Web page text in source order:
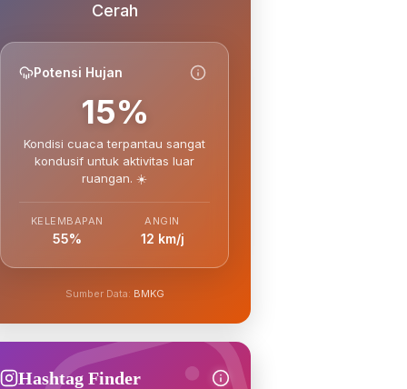
Cerah
Potensi Hujan
15%
Kondisi cuaca terpantau sangat
kondusif untuk aktivitas luar
ruangan. ☀️
KELEMBAPAN
55%
ANGIN
12 km/j
Sumber Data: BMKG
Hashtag Finder